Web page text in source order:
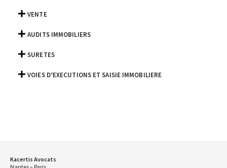
VENTE
AUDITS IMMOBILIERS
SURETES
VOIES D’EXECUTIONS ET SAISIE IMMOBILIERE
Kacertis Avocats